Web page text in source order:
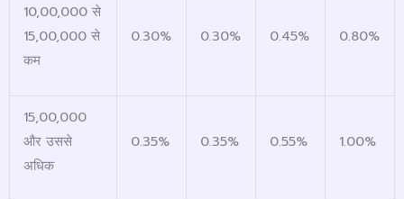
10,00,000 से
15,00,000 से
कम
0.30% 0.30% 0.45% 0.80%
15,00,000
और उससे
अधिक
0.35% 0.35% 0.55% 1.00%